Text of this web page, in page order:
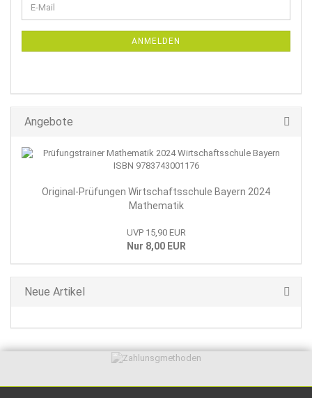
ZUR
E-
Mail
ANMELDEN
Angebote
Original-Prüfungen Wirtschaftsschule Bayern 2024
Mathematik
UVP 15,90 EUR
Nur 8,00 EUR
Neue Artikel